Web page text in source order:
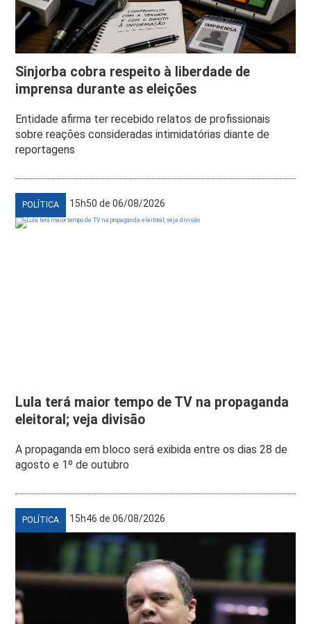
Sinjorba cobra respeito à liberdade de
imprensa durante as eleições
Entidade afirma ter recebido relatos de profissionais
sobre reações consideradas intimidatórias diante de
reportagens
POLÍTICA 15h50 de 06/08/2026
Lula terá maior tempo de TV na propaganda
eleitoral; veja divisão
A propaganda em bloco será exibida entre os dias 28 de
agosto e 1º de outubro
POLÍTICA 15h46 de 06/08/2026